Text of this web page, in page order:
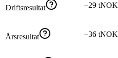
Driftsresultat −29 tNOK
Årsresultat −36 tNOK